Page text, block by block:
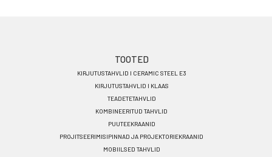
TOOTED
KIRJUTUSTAHVLID I CERAMIC STEEL E3
KIRJUTUSTAHVLID I KLAAS
TEADETETAHVLID
KOMBINEERITUD TAHVLID
PUUTEEKRAANID
PROJITSEERIMISIPINNAD JA PROJEKTORIEKRAANID
MOBIILSED TAHVLID